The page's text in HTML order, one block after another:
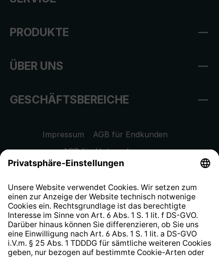
PRODUKTE
ÜBER UNS
GESCHÄFTSBEREICHE
Impressum
AGB für Endkunden
AGB für Unternehmen
Datenschutzhinweis
Widerrufsrecht
Hinweisgeberschutzsystem
Barrierefreiheit